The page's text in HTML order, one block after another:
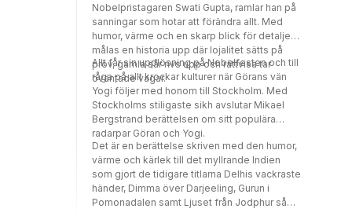
Nobelpristagaren Swati Gupta, ramlar han på
sanningar som hotar att förändra allt. Med
humor, värme och en skarp blick för detaljer
målas en historia upp där lojalitet sätts på
prov, gamla sår rivs upp och rättvisa tar
oväntade vägar.
Allt får sin upplösning på Nobelfesten och till
råga på allt krockar kulturer när Görans vän
Yogi följer med honom till Stockholm. Med
Stockholms stiligaste sikh avslutar Mikael
Bergstrand berättelsen om sitt populära
radarpar Göran och Yogi.
Det är en berättelse skriven med den humor,
värme och kärlek till det myllrande Indien
som gjort de tidigare titlarna Delhis vackraste
händer, Dimma över Darjeeling, Gurun i
Pomonadalen samt Ljuset från Jodphur så